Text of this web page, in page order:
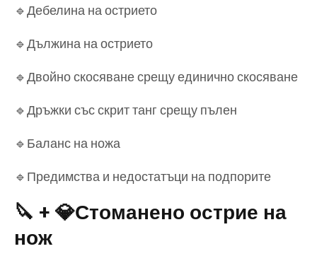
🔹Дебелина на острието
🔹Дължина на острието
🔹Двойно скосяване срещу единично скосяване
🔹Дръжки със скрит танг срещу пълен
🔹Баланс на ножа
🔹Предимства и недостатъци на подпорите
🔪 + 💎Стоманено острие на
нож